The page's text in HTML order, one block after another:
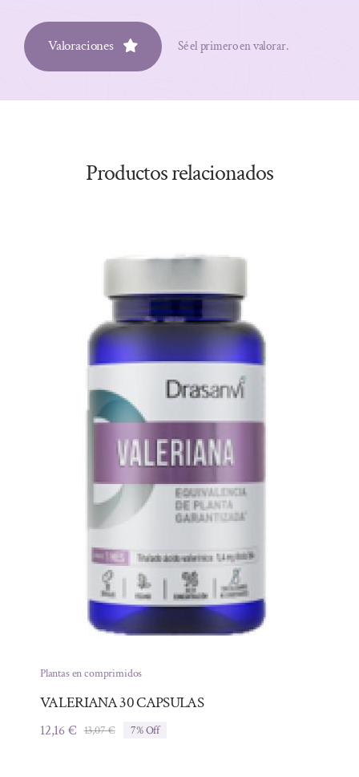
Valoraciones Sé el primero en valorar.
Productos relacionados
Plantas en comprimidos
VALERIANA 30 CAPSULAS
13,07€El
12,16€
El
7% Off